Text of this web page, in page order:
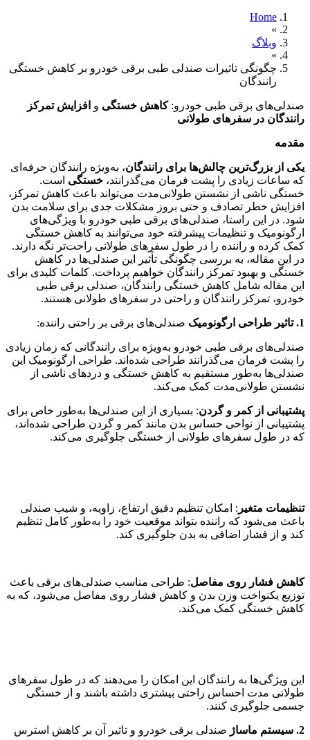
Home
»
وبلاگ
»
چگونگی تاثیرات صندلی طبی برقی خودرو بر کاهش خستگی
رانندگان
صندلی‌های برقی طبی خودرو:کاهش خستگی و افزایش تمرکز
رانندگان در سفرهای طولانی
مقدمه
یکی از بزرگ‌ترین چالش‌ها برای رانندگان، به‌ویژه رانندگان حرفه‌ای
که ساعات زیادی را پشت فرمان می‌گذرانند، خستگی است.
خستگی ناشی از نشستن طولانی‌مدت می‌تواند باعث کاهش تمرکز،
افزایش خطر تصادف و حتی بروز مشکلات جدی برای سلامت بدن
شود. در این راستا، صندلی‌های برقی طبی خودرو با ویژگی‌های
ارگونومیک و تنظیمات پیشرفته خود می‌توانند به کاهش خستگی
کمک کرده و راننده را در طول سفرهای طولانی راحت‌تر نگه دارند.
در این مقاله، به بررسی چگونگی تأثیر این صندلی‌ها در کاهش
خستگی و بهبود تمرکز رانندگان خواهیم پرداخت. کلمات کلیدی برای
این مقاله شامل کاهش خستگی رانندگان، صندلی برقی طبی
خودرو، تمرکز رانندگان و راحتی در سفرهای طولانی هستند.
1. تاثیر طراحی ارگونومیک صندلی‌های برقی بر راحتی راننده:
صندلی‌های برقی طبی خودرو به‌ویژه برای رانندگانی که زمان زیادی
را پشت فرمان می‌گذرانند طراحی شده‌اند. طراحی ارگونومیک این
صندلی‌ها به‌طور مستقیم به کاهش خستگی و دردهای ناشی از
نشستن طولانی‌مدت کمک می‌کند.
پشتیبانی از کمر و گردن: بسیاری از این صندلی‌ها به‌طور خاص برای
پشتیبانی از نواحی حساس بدن مانند کمر و گردن طراحی شده‌اند،
که در طول سفرهای طولانی از خستگی جلوگیری می‌کند.
تنظیمات متغیر : امکان تنظیم دقیق ارتفاع، زاویه، و شیب صندلی
باعث می‌شود که راننده بتواند موقعیت خود را به‌طور کامل تنظیم
کند و از فشار اضافی به بدن جلوگیری کند.
کاهش فشار روی مفاصل: طراحی مناسب صندلی‌های برقی باعث
توزیع یکنواخت وزن بدن و کاهش فشار روی مفاصل می‌شود، که به
کاهش خستگی کمک می‌کند.
این ویژگی‌ها به رانندگان این امکان را می‌دهند که در طول سفرهای
طولانی مدت احساس راحتی بیشتری داشته باشند و از خستگی
جسمی جلوگیری کنند.
2. سیستم ماساژ صندلی برقی خودرو و تاثیر آن بر کاهش استرس